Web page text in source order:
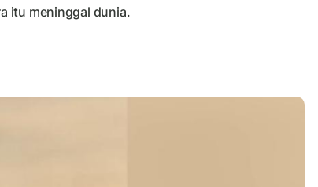
itu meninggal dunia.